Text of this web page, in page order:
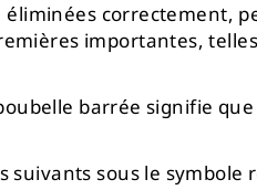
éliminées correctement,
importantes,
barrée signifie
sous le